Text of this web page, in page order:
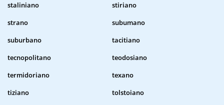
staliniano
stiriano
strano
subumano
suburbano
tacitiano
tecnopolitano
teodosiano
termidoriano
texano
tiziano
tolstoiano